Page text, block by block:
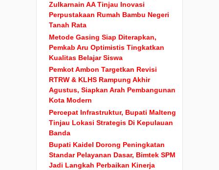
Zulkarnain AA Tinjau Inovasi
Perpustakaan Rumah Bambu Negeri
Tanah Rata
Metode Gasing Siap Diterapkan,
Pemkab Aru Optimistis Tingkatkan
Kualitas Belajar Siswa
Pemkot Ambon Targetkan Revisi
RTRW & KLHS Rampung Akhir
Agustus, Siapkan Arah Pembangunan
Kota Modern
Percepat Infrastruktur, Bupati Malteng
Tinjau Lokasi Strategis Di Kepulauan
Banda
Bupati Kaidel Dorong Peningkatan
Standar Pelayanan Dasar, Bimtek SPM
Jadi Langkah Perbaikan Kinerja